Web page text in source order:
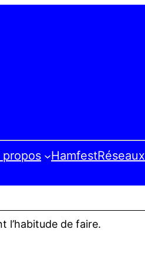
propos HamfestRéseaux
l’habitude de faire.